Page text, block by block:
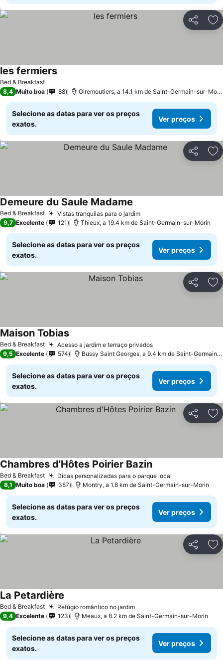
Partilhar
Bed & Breakfast
les fermiers
8,4 Muito boa 88 Giremoutiers, a 14.1 km de Saint-Germain-sur-Morin
Selecione as datas para ver os preços
exatos.
Ver preços
Partilhar
Bed & Breakfast Vistas tranquilas para o jardim
Demeure du Saule Madame
9,7 Excelente 121 Thieux, a 19.4 km de Saint-Germain-sur-Morin
Selecione as datas para ver os preços
exatos.
Ver preços
Partilhar
Bed & Breakfast Acesso a jardim e terraço privados
Maison Tobias
9,5 Excelente 574 Bussy Saint Georges, a 9.4 km de Saint-Germain-sur-Morin
Selecione as datas para ver os preços
exatos.
Ver preços
Partilhar
Bed & Breakfast Dicas personalizadas para o parque local
Chambres d'Hôtes Poirier Bazin
8,1 Muito boa 387 Montry, a 1.8 km de Saint-Germain-sur-Morin
Selecione as datas para ver os preços
exatos.
Ver preços
Partilhar
Bed & Breakfast Refúgio romântico no jardim
La Petardière
9,4 Excelente 123 Meaux, a 8.2 km de Saint-Germain-sur-Morin
Selecione as datas para ver os preços
exatos.
Ver preços